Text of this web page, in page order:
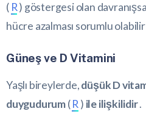
( R) göstergesi olan
hücre azalması sorumlu olabilir
Güneş ve D Vitamini
Yaşlı bireylerde,düşük D
duygudurum(R) ile ilişkilidir.